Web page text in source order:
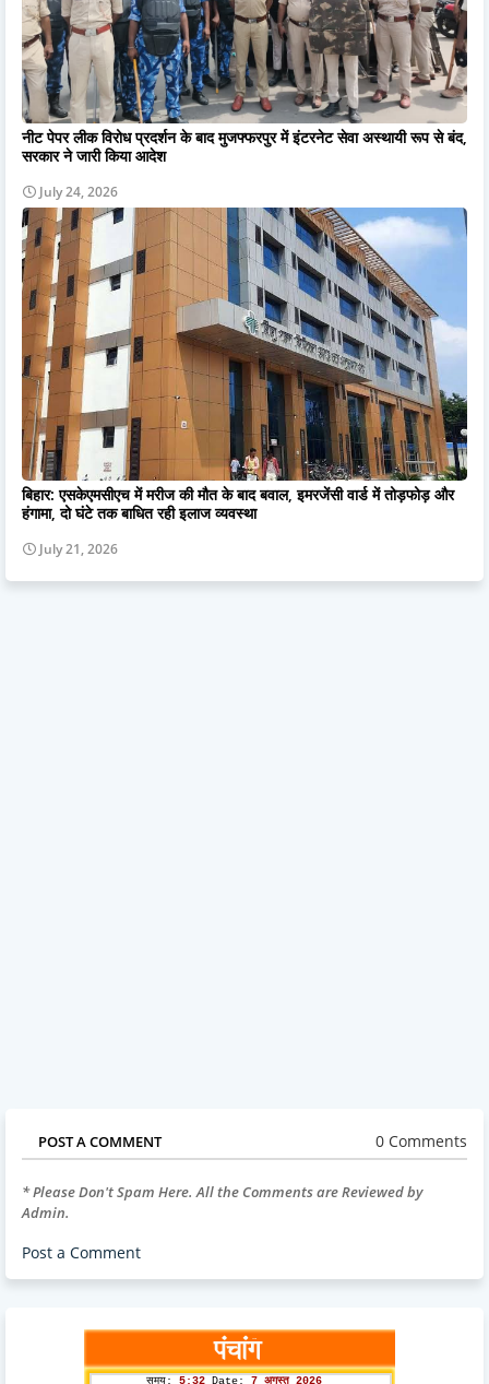
नीट पेपर लीक विरोध प्रदर्शन के बाद मुजफ्फरपुर में इंटरनेट सेवा अस्थायी रूप से बंद,
सरकार ने जारी किया आदेश
July 24, 2026
बिहार: एसकेएमसीएच में मरीज की मौत के बाद बवाल, इमरजेंसी वार्ड में तोड़फोड़ और
हंगामा, दो घंटे तक बाधित रही इलाज व्यवस्था
July 21, 2026
POST A COMMENT 0 Comments
* Please Don't Spam Here. All the Comments are Reviewed by
Admin.
Post a Comment